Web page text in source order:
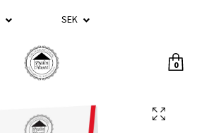
SEK
0